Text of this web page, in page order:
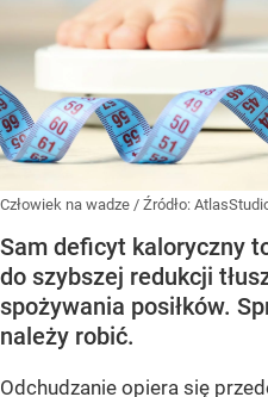
Człowiek na wadze / Źródło:
Sam deficyt kaloryczny
do szybszej redukcji
spożywania posiłków.
należy robić.
Odchudzanie opiera się